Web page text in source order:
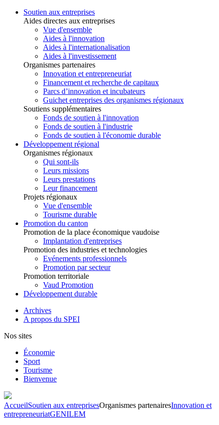
Soutien aux entreprises
Aides directes aux entreprises
Vue d'ensemble
Aides à l'innovation
Aides à l'internationalisation
Aides à l'investissement
Organismes partenaires
Innovation et entrepreneuriat
Financement et recherche de capitaux
Parcs d’innovation et incubateurs
Guichet entreprises des organismes régionaux
Soutiens supplémentaires
Fonds de soutien à l'innovation
Fonds de soutien à l'industrie
Fonds de soutien à l'économie durable
Développement régional
Organismes régionaux
Qui sont-ils
Leurs missions
Leurs prestations
Leur financement
Projets régionaux
Vue d'ensemble
Tourisme durable
Promotion du canton
Promotion de la place économique vaudoise
Implantation d'entreprises
Promotion des industries et technologies
Evénements professionnels
Promotion par secteur
Promotion territoriale
Vaud Promotion
Développement durable
Archives
A propos du SPEI
Nos sites
Économie
Sport
Tourisme
Bienvenue
AccueilSoutien aux entreprisesOrganismes partenairesInnovation et
entrepreneuriatGENILEM